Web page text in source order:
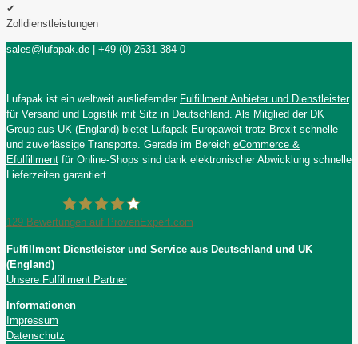
✔
Zolldienstleistungen
sales@lufapak.de +49 (0) 2631 384-0
Lufapak ist ein weltweit ausliefernder Fulfillment Anbieter und Dienstleister
für Versand und Logistik mit Sitz in Deutschland. Als Mitglied der DK
Group aus UK (England) bietet Lufapak Europaweit trotz Brexit schnelle
und zuverlässige Transporte. Gerade im Bereich eCommerce &
Efulfillment für Online-Shops sind dank elektronischer Abwicklung schnelle
Lieferzeiten garantiert.
Lufapak GmbH
129 Bewertungen auf ProvenExpert.com
Fulfillment Dienstleister und Service aus Deutschland und UK
(England)
Unsere Fulfillment Partner
Informationen
Impressum
Datenschutz